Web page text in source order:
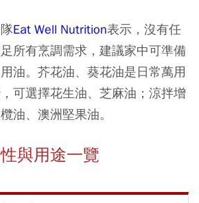
Eat Well Nutrition表示，沒有任
所有烹調需求，建議家中可準備
油。芥花油、葵花油是日常萬用
可選擇花生油、芝麻油；涼拌增
油、澳洲堅果油。
與用途一覽